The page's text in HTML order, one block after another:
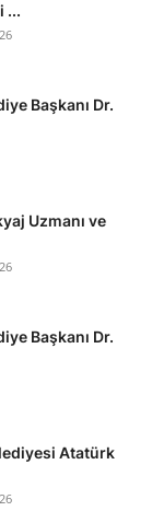
...
Başkanı Dr.
Uzmanı ve
Başkanı Dr.
Atatürk